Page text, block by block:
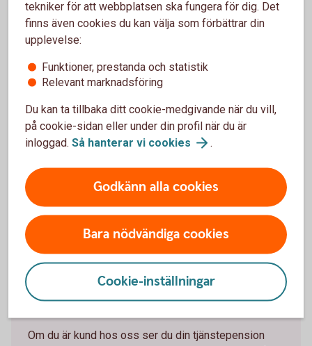
kostnadsfritt
Vill du hellre välja egna
fonder?
Vi har ett av marknadens bredaste placeringsutbud
av fonder. Detta gör att du hitta alternativ som
passar just dina behov. Självklart kan du när som
helst – kostnadsfritt - byta till andra fonder. Du kan
även se hur mycket din arbetsgivare har betalat in,
utvecklingen på ditt sparande och ändra
köpfördelningen för framtida insättningar.
Internetbanken eller vår app
Om du är kund hos oss ser du din tjänstepension
tekniker för att webbplatsen ska fungera för dig. Det
finns även cookies du kan välja som förbättrar din
upplevelse:
Funktioner, prestanda och statistik
Relevant marknadsföring
Du kan ta tillbaka ditt cookie-medgivande när du vill,
på cookie-sidan eller under din profil när du är
inloggad. Så hanterar vi cookies .
Godkänn alla cookies
Bara nödvändiga cookies
Cookie-inställningar